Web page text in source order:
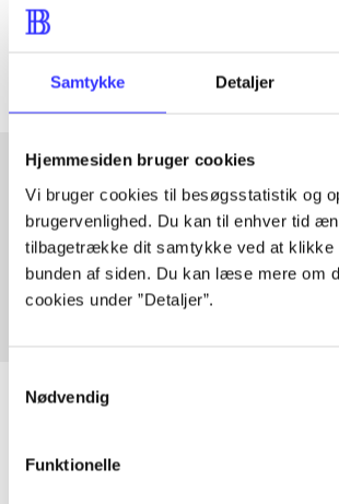
Samtykke Detaljer
Hjemmesiden bruger cookies
Vi bruger cookies til besøgsstatistik og
brugervenlighed. Du kan til enhver tid
tilbagetrække dit samtykke ved at klikke
bunden af siden. Du kan læse mere om
cookies under ”Detaljer”.
Nødvendig
Funktionelle
Artiklerne i
Artikler med samme emner
Fra
Artikler